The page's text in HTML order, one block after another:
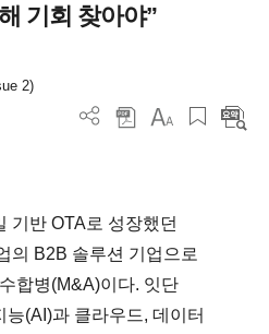
기회 찾아야”
2)
기반 OTA로 성장했던
의 B2B 솔루션 기업으로
합병(M&A)이다. 잇단
(AI)과 클라우드, 데이터